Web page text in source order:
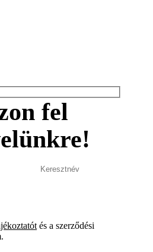
fel
és a szerződési